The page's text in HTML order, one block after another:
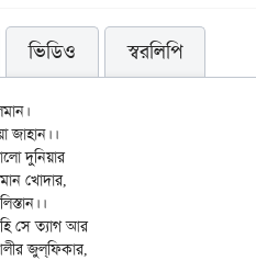
ভিডিও স্বরলিপি
জাহান।।
খোদার,
সে ত্যাগ আর